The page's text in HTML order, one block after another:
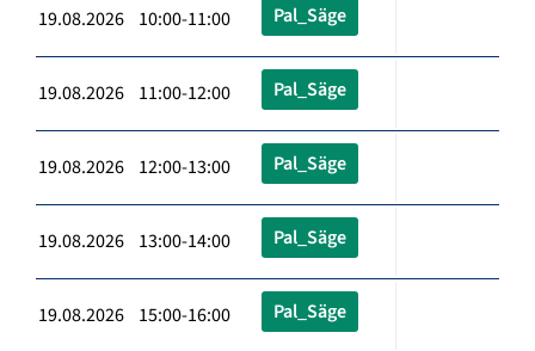
19.08.2026 10:00-11:00 Pal_Säge
19.08.2026 11:00-12:00 Pal_Säge
19.08.2026 12:00-13:00 Pal_Säge
19.08.2026 13:00-14:00 Pal_Säge
19.08.2026 15:00-16:00 Pal_Säge